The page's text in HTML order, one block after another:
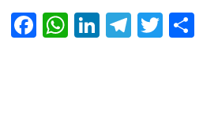
Facebook
WhatsApp
LinkedIn
Telegram